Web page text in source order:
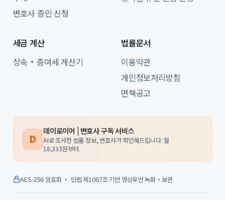
변호사 증인 신청
세금 계산
상속·증여세 계산기
법률문서
이용약관
개인정보처리방침
면책공고
D
데이로이어 | 변호사 구독 서비스
AI로 조사한 법률 정보, 변호사가 확인해드립니다. 월
18,333원부터.
AES-256 암호화 · 민법 제1067조 기반 영상유언 녹화·보관